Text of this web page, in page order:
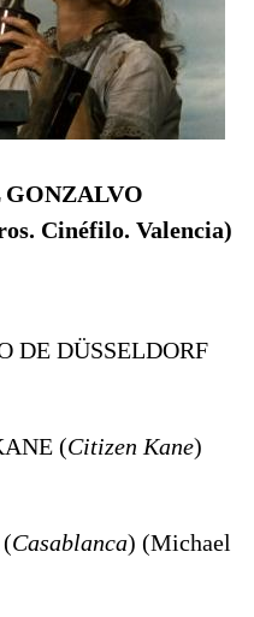
GONZALVO
Cinéfilo. Valencia)
DE DÜSSELDORF
(Citizen Kane)
Casablanca) (Michael